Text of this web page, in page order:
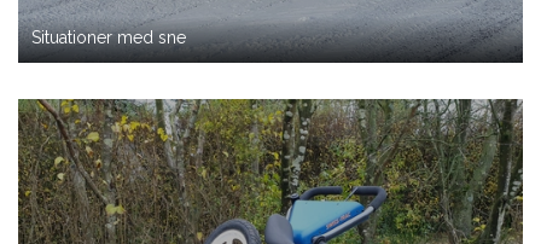
Situationer med sne